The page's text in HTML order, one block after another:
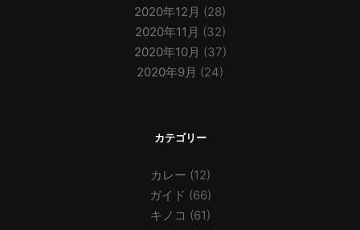
2020年12月 (28)
2020年11月 (32)
2020年10月 (37)
2020年9月 (24)
カテゴリー
カレー (12)
ガイド (66)
キノコ (61)